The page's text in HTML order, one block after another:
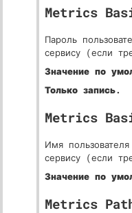
Metrics
Пароль
сервису (если
Значение по
Только запись.
Metrics
Имя
сервису (если
Значение по
Metrics